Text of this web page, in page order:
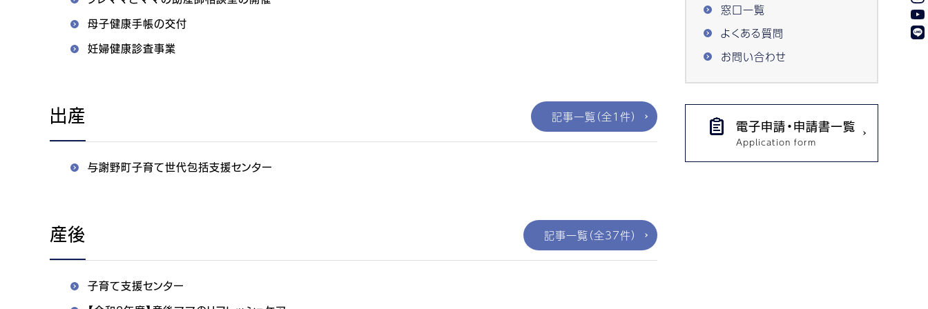
母子健康手帳の交付
妊婦健康診査事業
出産 記事一覧（全1件）
与謝野町子育て世代包括支援センター
産後 記事一覧（全37件）
子育て支援センター
窓口一覧
よくある質問
お問い合わせ
電子申請・申請書一覧